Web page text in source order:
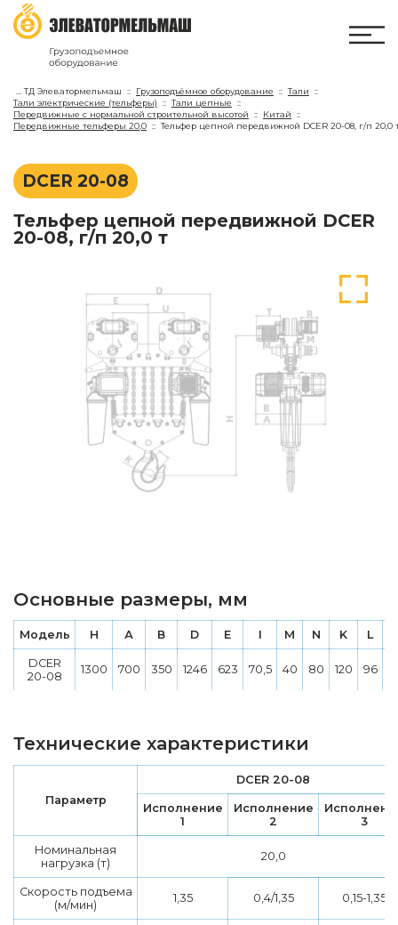
...ТД Элеватормельмаш Грузоподъёмное оборудование
Тали
Тали электрические (тельферы)
Тали цепные
Передвижные с нормальной строительной высотой
Китай
Передвижные тельферы 20,0
Тельфер цепной передвижной DCER 20-08, г/п 20,0
DCER 20-08
Тельфер цепной передвижной DCER
20-08, г/п 20,0 т
Основные размеры, мм
Модель H А В D E I M N K L
DCER
20-08
1300 700 350 1246 623 70,5 40 80 120 96
Технические характеристики
Параметр
DCER 20-08
Исполнение
1
Исполнение
2
3
Номинальная
нагрузка (т)
20,0
Скорость подъема
(м/мин)
1,35 0,4/1,35 0,15-1,35